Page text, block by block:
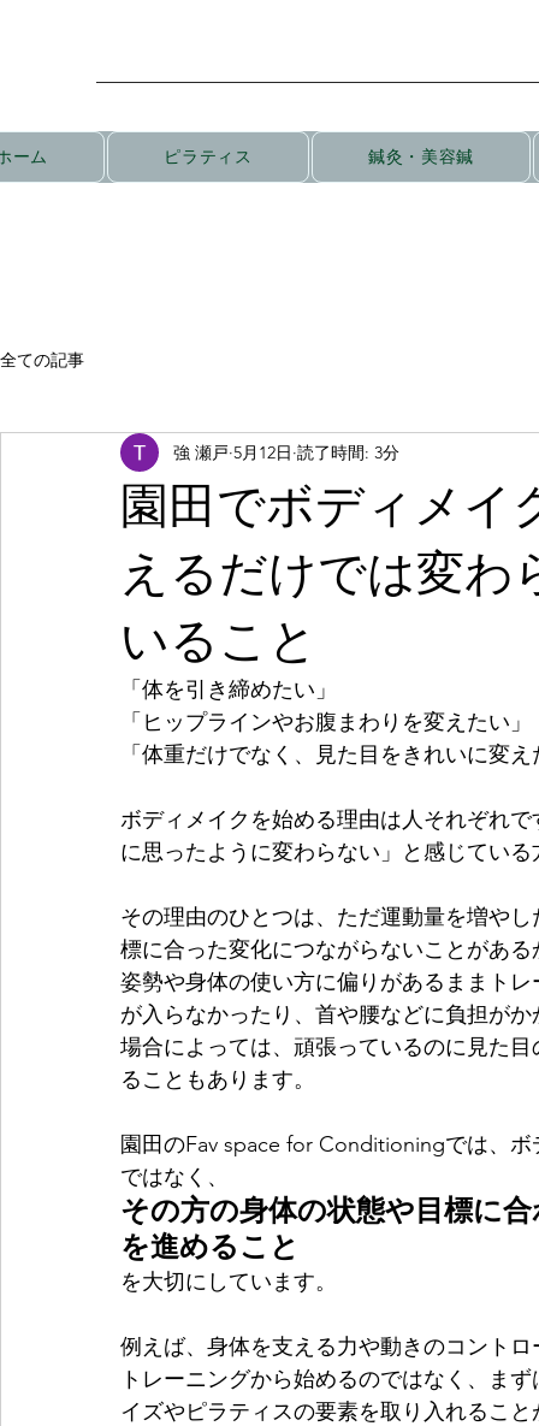
ーム ピラティス 鍼灸・美容鍼
全ての記事
園田でボディメイ
えるだけでは変わ
いること
強 瀬戸 5月12日 読了時間: 3分
「体を引き締めたい」
「ヒップラインやお腹まわりを変えたい」
「体重だけでなく、見た目をきれいに変
ボディメイクを始める理由は人それぞれ
に思ったように変わらない」と感じてい
その理由のひとつは、ただ運動量を増や
標に合った変化につながらないことがある
姿勢や身体の使い方に偏りがあるままト
が入らなかったり、首や腰などに負担が
場合によっては、頑張っているのに見た
ることもあります。
園田のFav space for Conditioningでは、
ではなく、
その方の身体の状態や目標に
を進めること
を大切にしています。
例えば、身体を支える力や動きのコント
トレーニングから始めるのではなく、ま
イズやピラティスの要素を取り入れるこ